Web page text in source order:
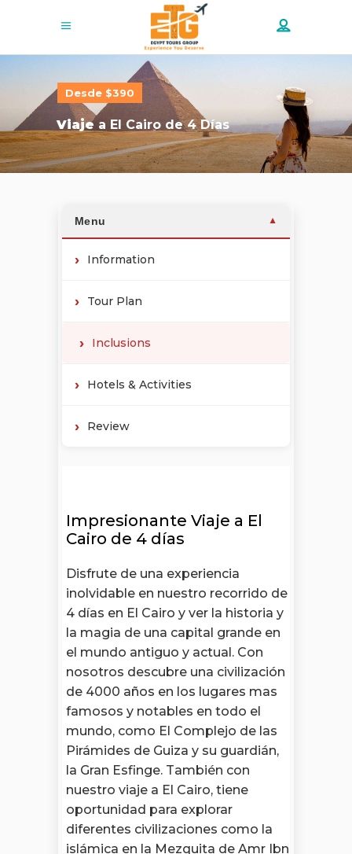
Viajea El Cairo de 4 Días
Desde $390
Menu ▼
Information
Tour Plan
Inclusions
Hotels & Activities
Review
Impresionante Viaje a El
Cairo de 4 días
Disfrute de una experiencia
inolvidable en nuestro recorrido de
4 días en El Cairo y ver la historia y
la magia de una capital grande en
el mundo antiguo y actual. Con
nosotros descubre una civilización
de 4000 años en los lugares mas
famosos y notables en todo el
mundo, como El Complejo de las
Pirámides de Guiza y su guardián,
la Gran Esfinge. También con
nuestro viaje a El Cairo, tiene
oportunidad para explorar
diferentes civilizaciones como la
islámica en la Mezquita de Amr Ibn